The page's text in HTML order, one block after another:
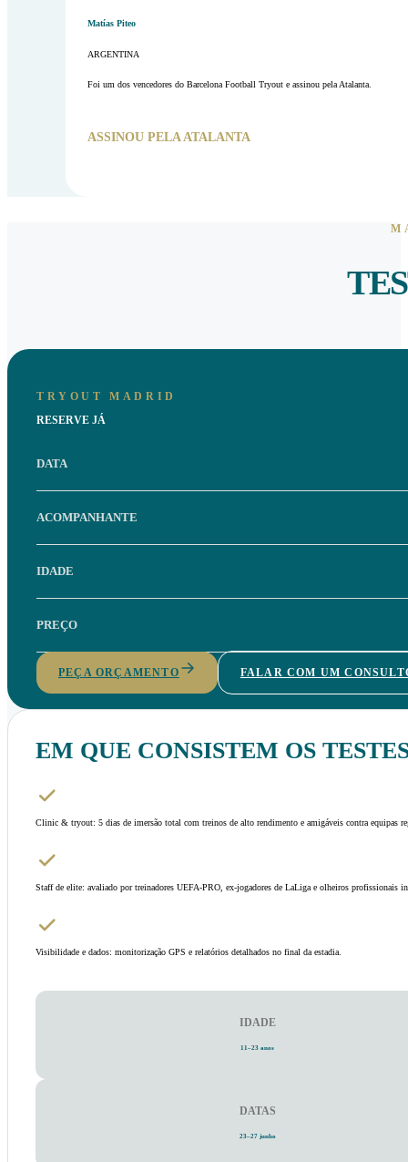
Matías Piteo
ARGENTINA
Foi um dos vencedores do Barcelona Football Tryout e assinou pela Atalanta.
ASSINOU PELA ATALANTA
TRYOUT MADRID
RESERVE JÁ
DATA
ACOMPANHANTE
IDADE
PREÇO
PEÇA ORÇAMENTO FALAR COM UM
EM QUE CONSISTEM OS
Clinic & tryout: 5 dias de imersão total com treinos de alto rendimento e amigáveis contra equipas
Staff de elite: avaliado por treinadores UEFA-PRO, ex-jogadores de LaLiga e olheiros profissionais
Visibilidade e dados: monitorização GPS e relatórios detalhados no final da estadia.
IDADE
11–23 anos
DATAS
23–27 junho